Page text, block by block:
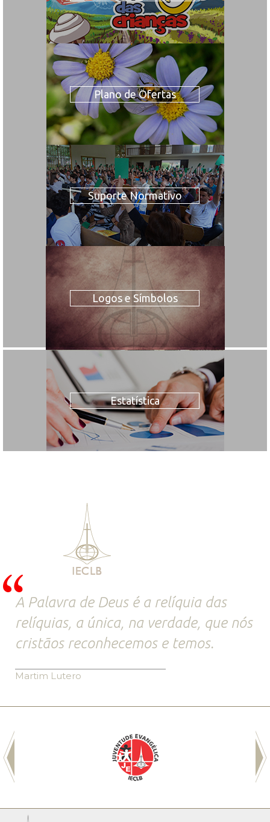
Plano de Ofertas
Suporte Normativo
Logos e Símbolos
Estatística
A Palavra de Deus é a relíquia das
relíquias, a única, na verdade, que nós
cristãos reconhecemos e temos.
Martim Lutero